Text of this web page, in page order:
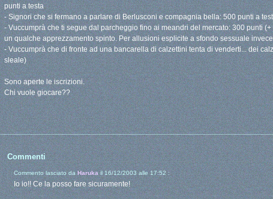
punti a testa
- Signori che si fermano a parlare di Berlusconi e compagnia bella: 500 punti a
- Vuccumprà che ti segue dal parcheggio fino ai meandri del mercato: 300 punti
un qualche apprezzamento spinto. Per allusioni esplicite a sfondo sessuale
- Vuccumprà che di fronte ad una bancarella di calzettini tenta di venderti... dei
sleale)
Sono aperte le iscrizioni.
Chi vuole giocare??
Commenti
Commento lasciato daHarukail 16/12/2003 alle 17:52 :
Io io!! Ce la posso fare sicuramente!